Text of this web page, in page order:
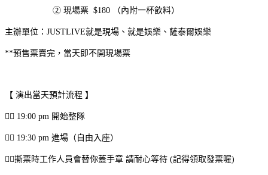
② 現場票 $180 （內附一杯飲料）
主辦單位：JUSTLIVE就是現場、就是娛樂、薩泰爾娛樂
**預售票賣完，當天即不開現場票
【 演出當天預計流程 】
👉🏽 19:00 pm 開始整隊
👉🏽 19:30 pm 進場（自由入座）
👉🏽撕票時工作人員會替你蓋手章 請耐心等待 (記得領取發票喔)